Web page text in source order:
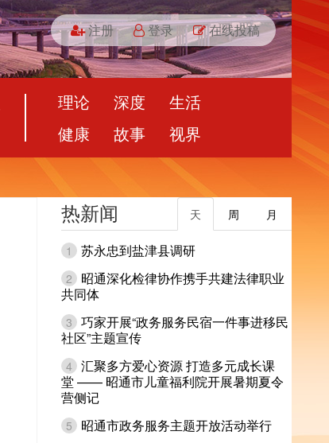
注册 登录 在线投稿
理论 深度
生活
健康
故事 视界
热新闻 月
周
天
1 苏永忠到盐津县调研
2
昭通深化检律协作携手共建法律职业
共同体
3 巧家开展“政务服务民宿一件事进移民
社区”主题宣传
4 汇聚多方爱心资源 打造多元成长课
堂 —— 昭通市儿童福利院开展暑期夏令
营侧记
5 昭通市政务服务主题开放活动举行